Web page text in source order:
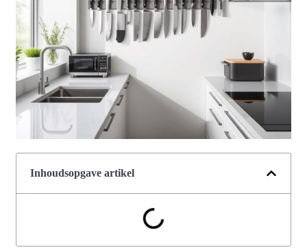
Inhoudsopgave artikel